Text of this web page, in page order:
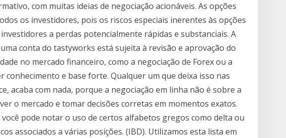
com muitas ideias de negociação acionáveis. As opções
os investidores, pois os riscos especiais inerentes às opções
a perdas potencialmente rápidas e substanciais. A
conta do tastyworks está sujeita à revisão e aprovação do
no mercado financeiro, como a negociação de Forex ou a
conhecimento e base forte. Qualquer um que deixa isso nas
acaba com nada, porque a negociação em linha não é sobre a
o mercado e tomar decisões corretas em momentos exatos.
você pode notar o uso de certos alfabetos gregos como delta ou
associados a várias posições. (IBD). Utilizamos esta lista em